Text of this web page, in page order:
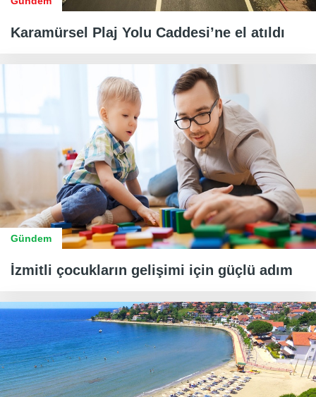
Karamürsel Plaj Yolu Caddesi’ne el atıldı
Gündem
İzmitli çocukların gelişimi için güçlü adım